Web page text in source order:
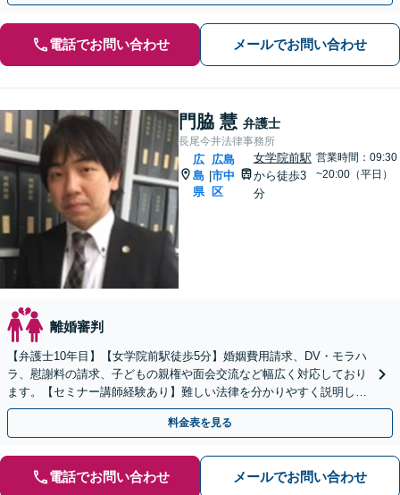
電話でお問い合わせ メールでお問い合わせ
門脇 慧 弁護士
長尾今井法律事務所
広
島
県
|
広島
市中
区
女学院前駅
から徒歩3
分
営業時間：09:30
~20:00（平日）
離婚審判
【弁護士10年目】【女学院前駅徒歩5分】婚姻費用請求、DV・モラハ
ラ、慰謝料の請求、子どもの親権や面会交流など幅広く対応しており
ます。【セミナー講師経験あり】難しい法律を分かりやすく説明しま
す【Zoom面談対応可能】
料金表を見る
電話でお問い合わせ メールでお問い合わせ